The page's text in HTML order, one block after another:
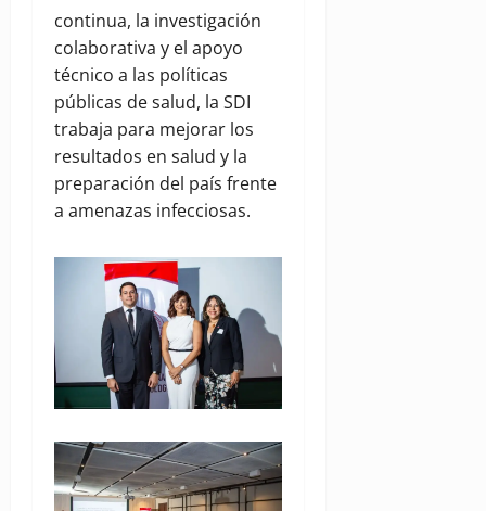
continua, la investigación
colaborativa y el apoyo
técnico a las políticas
públicas de salud, la SDI
trabaja para mejorar los
resultados en salud y la
preparación del país frente
a amenazas infecciosas.